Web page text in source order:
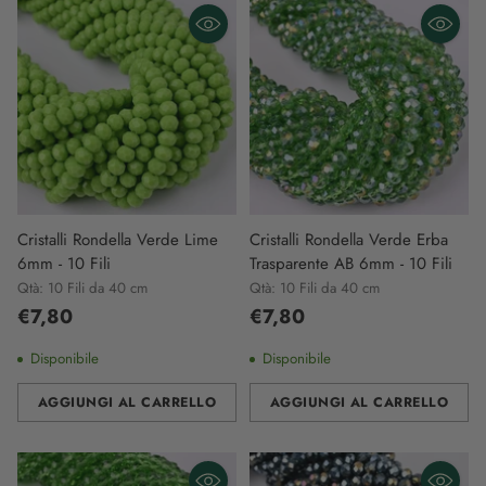
Cristalli Rondella Verde Lime
6mm - 10 Fili
Qtà: 10 Fili da 40 cm
€7,80
Disponibile
AGGIUNGI AL CARRELLO
Quantità
Cristalli Rondella Verde Erba
Trasparente AB 6mm - 10 Fili
Qtà: 10 Fili da 40 cm
€7,80
Disponibile
AGGIUNGI AL CARRELLO
Quantità